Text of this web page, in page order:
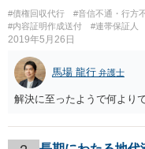
#債権回収代行 #音信不通・行方
#内容証明作成送付
#連帯保証人
2019年5月26日
馬場 龍行 弁護士
解決に至ったようで何よりで